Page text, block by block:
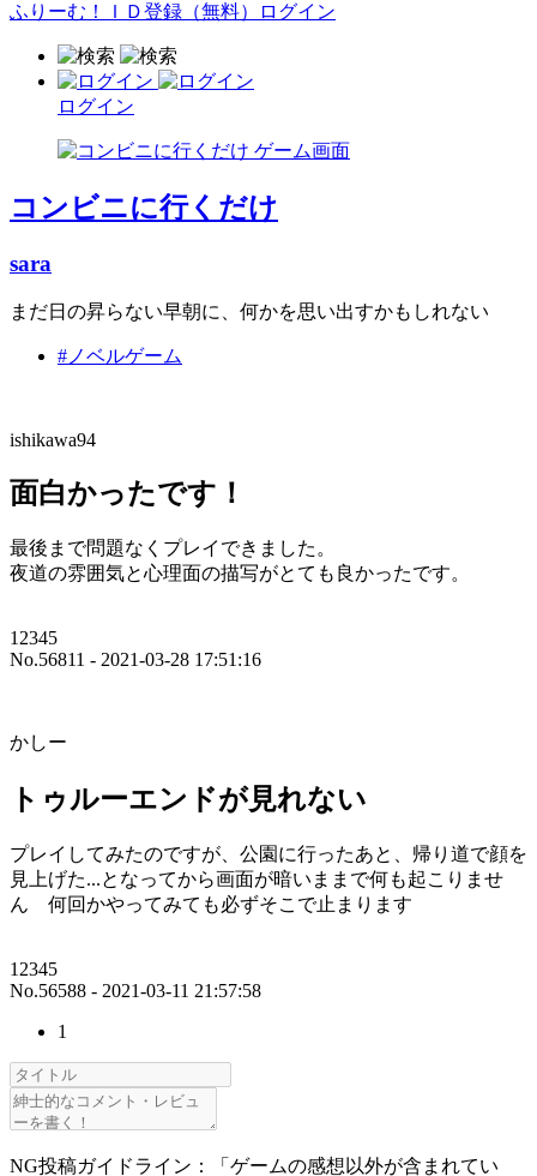
ふりーむ！ＩＤ登録（無料） ログイン
ログイン
コンビニに行くだけ
sara
まだ日の昇らない早朝に、何かを思い出すかもしれない
#ノベルゲーム
ishikawa94
面白かったです！
最後まで問題なくプレイできました。
夜道の雰囲気と心理面の描写がとても良かったです。
12345
No.56811 - 2021-03-28 17:51:16
かしー
トゥルーエンドが見れない
プレイしてみたのですが、公園に行ったあと、帰り道で顔を
見上げた...となってから画面が暗いままで何も起こりませ
ん 何回かやってみても必ずそこで止まります
12345
No.56588 - 2021-03-11 21:57:58
1
NG投稿ガイドライン：「ゲームの感想以外が含まれてい